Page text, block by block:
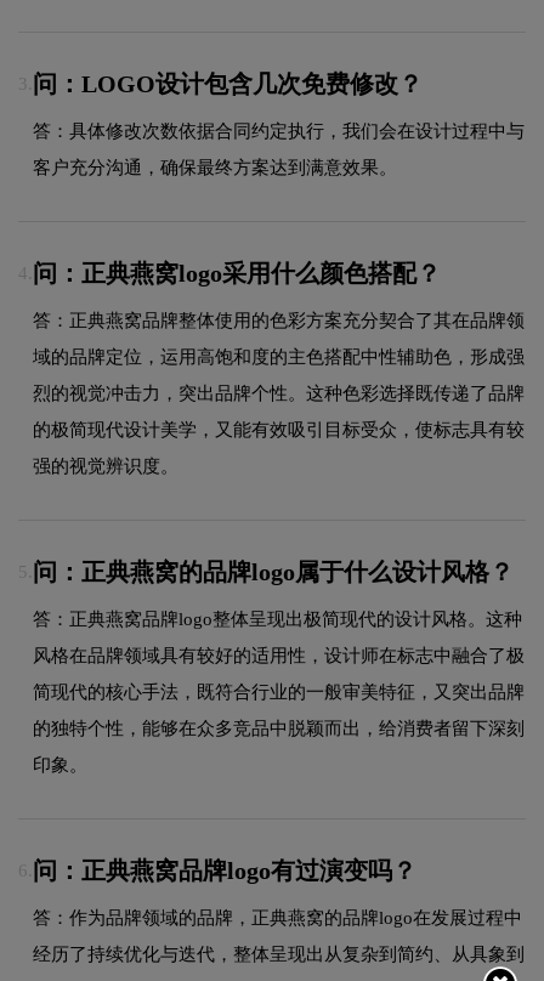
3. 问：LOGO设计包含几次免费修改？
答：具体修改次数依据合同约定执行，我们会在设计过程中与
客户充分沟通，确保最终方案达到满意效果。
4. 问：正典燕窝logo采用什么颜色搭配？
答：正典燕窝品牌整体使用的色彩方案充分契合了其在品牌领
域的品牌定位，运用高饱和度的主色搭配中性辅助色，形成强
烈的视觉冲击力，突出品牌个性。这种色彩选择既传递了品牌
的极简现代设计美学，又能有效吸引目标受众，使标志具有较
强的视觉辨识度。
5. 问：正典燕窝的品牌logo属于什么设计风格？
答：正典燕窝品牌logo整体呈现出极简现代的设计风格。这种
风格在品牌领域具有较好的适用性，设计师在标志中融合了极
简现代的核心手法，既符合行业的一般审美特征，又突出品牌
的独特个性，能够在众多竞品中脱颖而出，给消费者留下深刻
印象。
6. 问：正典燕窝品牌logo有过演变吗？
答：作为品牌领域的品牌，正典燕窝的品牌logo在发展过程中
经历了持续优化与迭代，整体呈现出从复杂到简约、从具象到